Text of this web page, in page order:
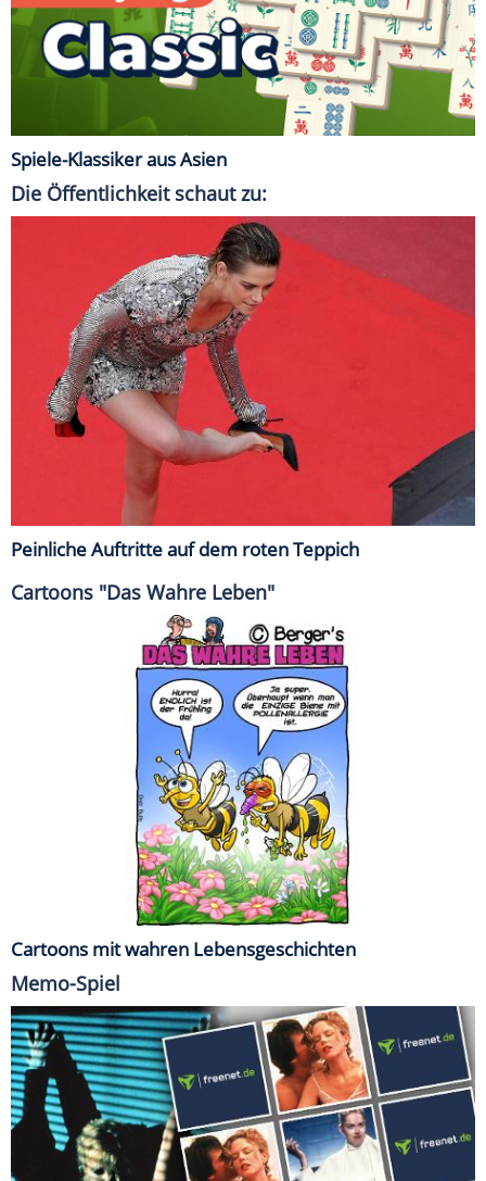
Spiele-Klassiker aus Asien
Die Öffentlichkeit schaut zu:
Peinliche Auftritte auf dem roten Teppich
Cartoons "Das Wahre Leben"
Cartoons mit wahren Lebensgeschichten
Memo-Spiel